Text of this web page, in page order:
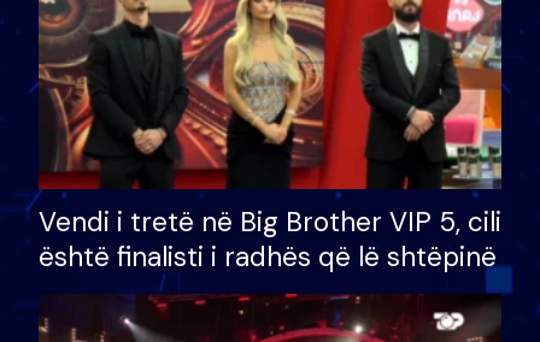
Vendi i tretë në Big Brother VIP 5, cili
është finalisti i radhës që lë shtëpinë